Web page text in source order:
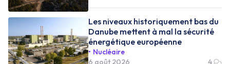
Les niveaux historiquement bas du
Danube mettent à mal la sécurité
énergétique européenne
Nucléaire
6 août 2026
4